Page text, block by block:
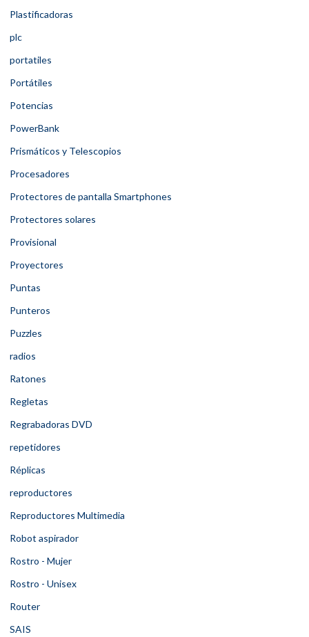
Plastificadoras
plc
portatiles
Portátiles
Potencias
PowerBank
Prismáticos y Telescopios
Procesadores
Protectores de pantalla Smartphones
Protectores solares
Provisional
Proyectores
Puntas
Punteros
Puzzles
radios
Ratones
Regletas
Regrabadoras DVD
repetidores
Réplicas
reproductores
Reproductores Multimedia
Robot aspirador
Rostro - Mujer
Rostro - Unisex
Router
SAIS